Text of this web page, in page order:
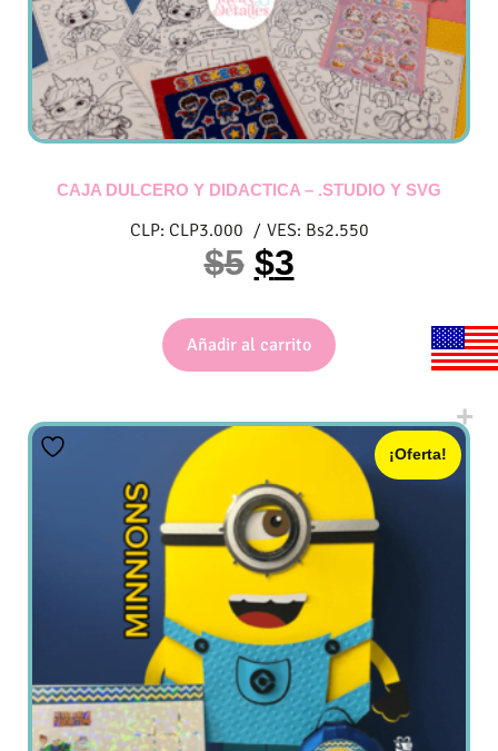
CAJA DULCERO Y DIDACTICA – .STUDIO Y SVG
CLP: CLP3.000 / VES: Bs2.550
$5 $3
Añadir al carrito
¡Oferta!